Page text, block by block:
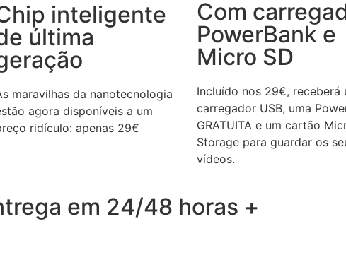
inteligente
última
maravilhas da nanotecnologia
agora disponíveis a um
ridículo: apenas 29€
Com
PowerBank e
Micro SD
Incluído nos 29€, receberá
carregador USB, uma
GRATUITA e um cartão
Storage para guardar os
vídeos.
em 24/48 horas +